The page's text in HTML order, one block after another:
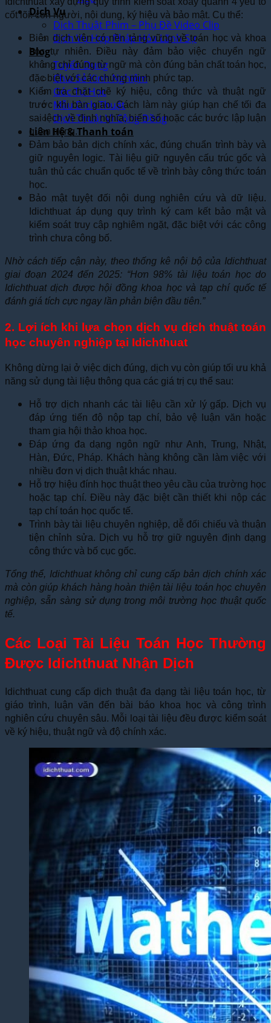
Dịch Vụ
Dịch Thuật Phim – Phụ Đề Video Clip
Dịch Vụ Hợp Pháp Hóa Lãnh Sự
Blog
Tuyển Dụng
Chia Sẻ Kinh Nghiệm
Góc Tự Học
Mẫu Dịch Thuật
Dịch Thuật Vì Cộng Đồng
Liên Hệ & Thanh toán
cốt lõi: con người, nội dung, ký hiệu và bảo mật. Cụ thể:
Biên dịch viên có nền tảng vững về toán học và khoa
học tự nhiên. Điều này đảm bảo việc chuyển ngữ
không chỉ đúng từ ngữ mà còn đúng bản chất toán học,
đặc biệt với các chứng minh phức tạp.
Kiểm tra chặt chẽ ký hiệu, công thức và thuật ngữ
trước khi bàn giao. Cách làm này giúp hạn chế tối đa
sai lệch về định nghĩa, biến số hoặc các bước lập luận
quan trọng.
Đảm bảo bản dịch chính xác, đúng chuẩn trình bày và
giữ nguyên logic. Tài liệu giữ nguyên cấu trúc gốc và
tuân thủ các chuẩn quốc tế về trình bày công thức toán
học.
Bảo mật tuyệt đối nội dung nghiên cứu và dữ liệu.
Idichthuat áp dụng quy trình ký cam kết bảo mật và
kiểm soát truy cập nghiêm ngặt, đặc biệt với các công
trình chưa công bố.
Nhờ cách tiếp cận này, theo thống kê nội bộ của Idichthuat
giai đoạn 2024 đến 2025: “Hơn 98% tài liệu toán học do
Idichthuat dịch được hội đồng khoa học và tạp chí quốc tế
đánh giá tích cực ngay lần phản biện đầu tiên.”
2. Lợi ích khi lựa chọn dịch vụ dịch thuật toán
học chuyên nghiệp tại Idichthuat
Không dừng lại ở việc dịch đúng, dịch vụ còn giúp tối ưu khả
năng sử dụng tài liệu thông qua các giá trị cụ thể sau:
Hỗ trợ dịch nhanh các tài liệu cần xử lý gấp. Dịch vụ
đáp ứng tiến độ nộp tạp chí, bảo vệ luận văn hoặc
tham gia hội thảo khoa học.
Đáp ứng đa dạng ngôn ngữ như Anh, Trung, Nhật,
Hàn, Đức, Pháp. Khách hàng không cần làm việc với
nhiều đơn vị dịch thuật khác nhau.
Hỗ trợ hiệu đính học thuật theo yêu cầu của trường học
hoặc tạp chí. Điều này đặc biệt cần thiết khi nộp các
tạp chí toán học quốc tế.
Trình bày tài liệu chuyên nghiệp, dễ đối chiếu và thuận
tiện chỉnh sửa. Dịch vụ hỗ trợ giữ nguyên định dạng
công thức và bố cục gốc.
Tổng thể, Idichthuat không chỉ cung cấp bản dịch chính xác
mà còn giúp khách hàng hoàn thiện tài liệu toán học chuyên
nghiệp, sẵn sàng sử dụng trong môi trường học thuật quốc
tế.
Các Loại Tài Liệu Toán Học Thường
Được Idichthuat Nhận Dịch
Idichthuat cung cấp dịch thuật đa dạng tài liệu toán học, từ
giáo trình, luận văn đến bài báo khoa học và công trình
nghiên cứu chuyên sâu. Mỗi loại tài liệu đều được kiểm soát
về ký hiệu, thuật ngữ và độ chính xác.